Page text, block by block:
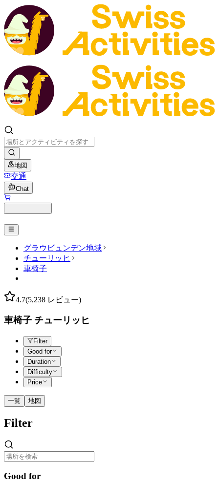
地図
交通
Chat
グラウビュンデン地域
チューリッヒ
車椅子
4.7(5,238 レビュー)
車椅子 チューリッヒ
Filter
Good for
Duration
Difficulty
Price
一覧 地図
Filter
Good for